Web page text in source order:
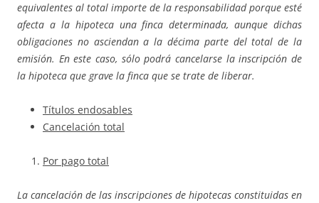
equivalentes al total importe de la responsabilidad porque esté
afecta a la hipoteca una finca determinada, aunque dichas
obligaciones no asciendan a la décima parte del total de la
emisión. En este caso, sólo podrá cancelarse la inscripción de
la hipoteca que grave la finca que se trate de liberar.
Títulos endosables
Cancelación total
Por pago total
La cancelación de las inscripciones de hipotecas constituidas en